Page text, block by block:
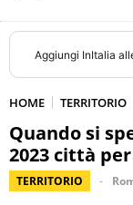
Aggiungi InItalia
HOME TERRITORIO
Quando si
2023 città
TERRITORIO